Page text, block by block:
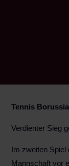
Tennis
Verdienter Sieg
Im zweiten Spiel
Mannschaft vor